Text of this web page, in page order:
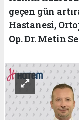
geçen gün
Hastanesi,
Op. Dr. Metin